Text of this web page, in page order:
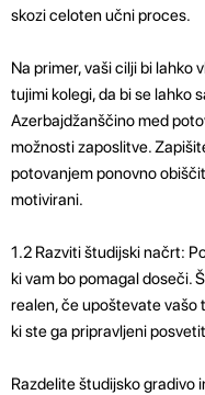
skozi celoten učni proces.
Na primer, vaši cilji bi lahko
tujimi kolegi, da bi se lahko
Azerbajdžanščino med
možnosti zaposlitve.
potovanjem ponovno
motivirani.
1.2 Razviti študijski načrt:
ki vam bo pomagal doseči.
realen, če upoštevate vašo
ki ste ga pripravljeni
Razdelite študijsko gradivo